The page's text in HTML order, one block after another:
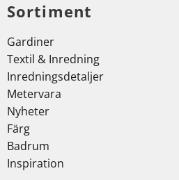
Sortiment
Gardiner
Textil & Inredning
Inredningsdetaljer
Metervara
Nyheter
Färg
Badrum
Inspiration